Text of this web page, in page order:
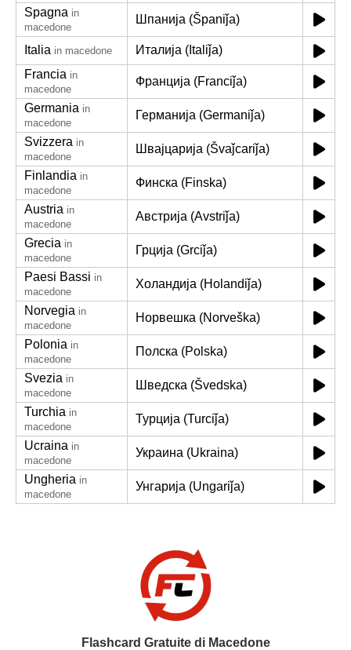
Spagna in
macedone
Шпанија (Španiǰa)
Italia in macedone
Италија (Italiǰa)
Francia in
macedone
Франција (Franciǰa)
Germania in
macedone
Германија (Germaniǰa)
Svizzera in
macedone
Швајцарија (Švaǰcariǰa)
Finlandia in
macedone
Финска (Finska)
Austria in
macedone
Австрија (Avstriǰa)
Grecia in
macedone
Грција (Grciǰa)
Paesi Bassi in
macedone
Холандија (Holandiǰa)
Norvegia in
macedone
Норвешка (Norveška)
Polonia in
macedone
Полска (Polska)
Svezia in
macedone
Шведска (Švedska)
Turchia in
macedone
Турција (Turciǰa)
Ucraina in
macedone
Украина (Ukraina)
Ungheria in
macedone
Унгарија (Ungariǰa)
Flashcard Gratuite di Macedone